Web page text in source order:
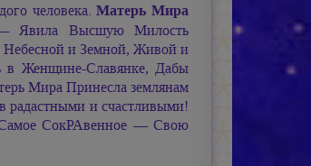
человека.Матерь Мира
Высшую Милость
Небесной и Земной, Живой и
в Женщине-Славянке, Дабы
Мира Принесла землянам
радастными и счастливыми!
СокРАвенное — Свою